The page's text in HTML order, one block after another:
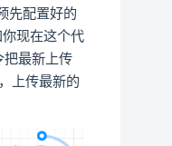
先配置好的
现在这个代
最新上传
上传最新的